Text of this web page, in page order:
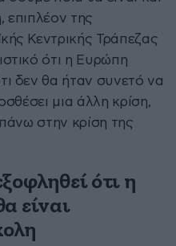
επιπλέον της
Κεντρικής Τράπεζας
ότι η Ευρώπη
δεν θα ήταν συνετό να
μια άλλη κρίση,
στην κρίση της
ότι η
είναι